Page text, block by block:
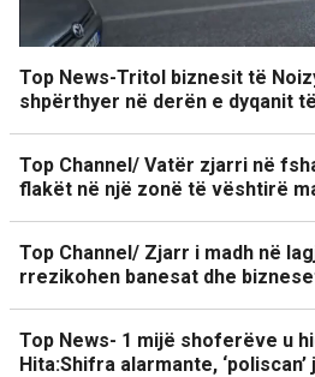
Top News-Tritol biznesit të
shpërthyer në derën e dyqanit
Top Channel/ Vatër zjarri në
flakët në një zonë të vështirë
Top Channel/ Zjarr i madh në
rrezikohen banesat dhe
Top News- 1 mijë shoferëve u
Hita:Shifra alarmante,